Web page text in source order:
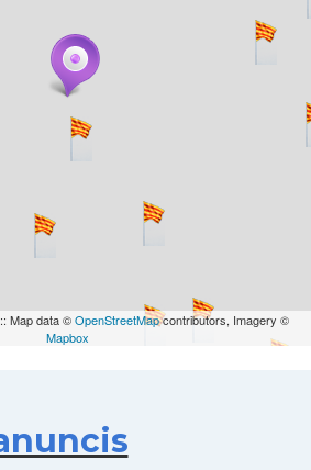
Map data ©OpenStreetMapcontributors, Imagery ©
Mapbox